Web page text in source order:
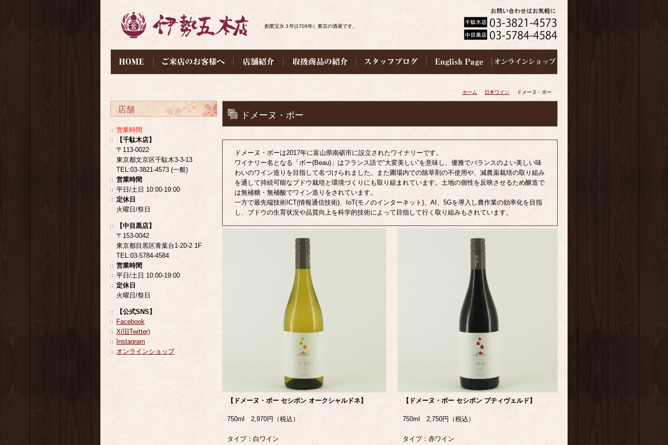
創業宝永３年(1706年）東京の酒屋です。
ホーム 日本ワイン ドメーヌ・ボー
ドメーヌ・ボー
ドメーヌ・ボーは2017年に富山県南砺市に設立されたワイナリーです。
ワイナリー名となる「ボー(Beau)」はフランス語で“大変美しい”を意味し、優雅でバランスのよい美しい味
わいのワイン造りを目指して名づけられました。また圃場内での除草剤の不使用や、減農薬栽培の取り組み
を通して持続可能なブドウ栽培と環境づくりにも取り組まれています。土地の個性を反映させるため醸造で
は無補糖・無補酸でワイン造りをされています。
一方で最先端技術ICT(情報通信技術)、IoT(モノのインターネット)、AI、5Gを導入し農作業の効率化を目指
し、ブドウの生育状況や品質向上を科学的技術によって目指して行く取り組みもされています。
【 ドメーヌ・ボー セシボン オークシャルドネ】
750ml 2,970円（税込）
タイプ：白ワイン
【 ドメーヌ・ボー セシボン プティヴェルド】
750ml 2,750円（税込）
タイプ：赤ワイン
店舗
営業時間
【千駄木店】
〒113-0022
東京都文京区千駄木3-3-13
TEL:03-3821-4573 (一般)
営業時間
平日/土日 10:00-19:00
定休日
火曜日/祭日
【中目黒店】
〒153-0042
東京都目黒区青葉台1-20-2 1F
TEL:03-5784-4584
営業時間
平日/土日 10:00-19:00
定休日
火曜日/祭日
【公式SNS】
Facebook
X(旧Twitter)
Instagram
オンラインショップ